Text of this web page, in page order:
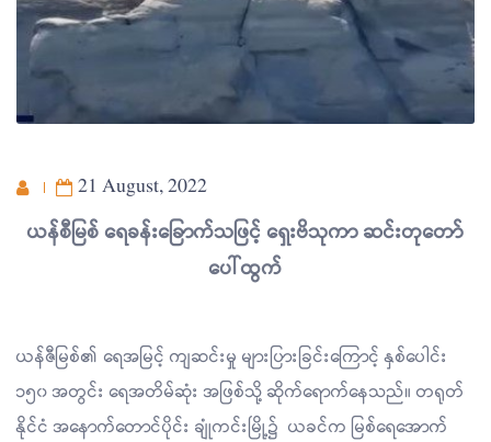
21 August, 2022
ယန်စီမြစ် ရေခန်းခြောက်သဖြင့် ရှေးဗိသုကာ ဆင်းတုတော်
ပေါ်ထွက်
ယန်ဇီမြစ်၏ ရေအမြင့် ကျဆင်းမှု များပြားခြင်းကြောင့် နှစ်ပေါင်း
၁၅၀ အတွင်း ရေအတိမ်ဆုံး အဖြစ်သို့ ဆိုက်ရောက်နေသည်။ တရုတ်
နိုင်ငံ အနောက်တောင်ပိုင်း ချုံကင်းမြို့၌ ယခင်က မြစ်ရေအောက်